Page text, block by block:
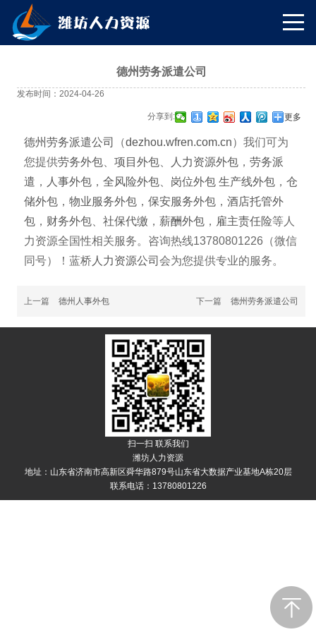
德州劳务派遣公司
发布时间：2024-04-26
分享到: 更多
德州劳务派遣公司 （dezhou.wfren.com.cn）我们可为
您提供劳务外包 项目外包 人力资源外包 ， 劳务派
遣 ， 人事外包 ， 全风险外包 岗位外包 生产线外包 ， 仓
储外包 ， 物业服务外包 ， 保安服务外包 ， 酒店托管外
包 ， 财务外包 社保代缴 ， 薪酬外包 ， 雇主责任险等人
力资源全国性相关服务。咨询热线13780801226（微信
同号）！蓝桥 人力资源公司 会为您提供专业的服务。
上一篇 德州人事外包 下一篇 德州劳务派遣公司
扫一扫 联系我们
潍坊人力资源
地址：山东省济南市高新区舜华路879号山东省大数据产业基地A栋20层
联系电话：13780801226